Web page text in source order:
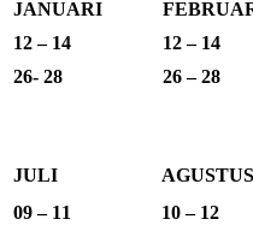
JANUARI
12 – 14
12 – 14
26- 28
26 – 28
JULI AGUSTUS
09 – 11
10 – 12